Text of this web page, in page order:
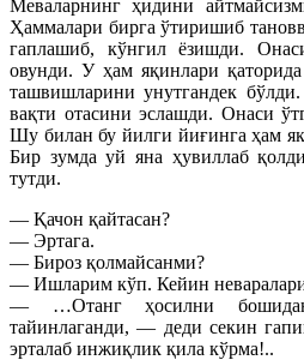
Меваларнинг ҳидини
Ҳаммалари бирга ўтиришиб
гаплашиб, кўнгил ёзишди.
овунди. У ҳам яқинлари
ташвишларини унутгандек
вақти отасини эслашди. Онаси
Шу билан бу йилги йиғинга ҳам
Бир зумда уй яна ҳувиллаб
тутди.
— Қачон қайтасан?
— Эртага.
— Бироз қолмайсанми?
— Ишларим кўп. Кейин
— …Отанг ҳосилни
тайинлаганди, — деди секин
эрталаб инжиқлик қила кўрма!..